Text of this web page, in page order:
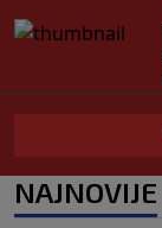
NAJNOVIJE